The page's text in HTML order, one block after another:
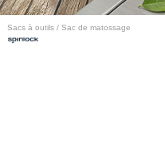
Sacs à outils / Sac de matossage